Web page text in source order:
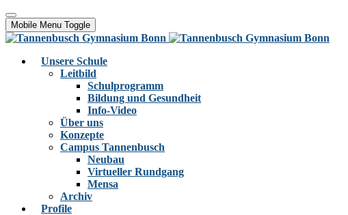
Mobile Menu Toggle
Unsere Schule
Leitbild
Schulprogramm
Bildung und Gesundheit
Info-Video
Über uns
Konzepte
Campus Tannenbusch
Neubau
Virtueller Rundgang
Mensa
Archiv
Profile